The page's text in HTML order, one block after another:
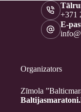
+371
E-
Organizators
Zīmola